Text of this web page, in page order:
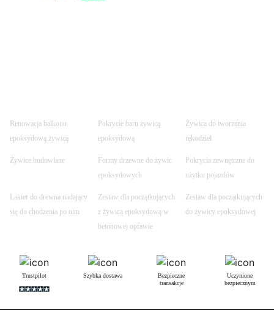
Renowacja balkonu
epoksydową żywicą
Pokrycie baru żywicą
epoksydową
Żywica do tworzenia
rękodzieł
Żywice budowlane
Formy drzewne do żywic
epoksydowych
Pokrycia zewnętrzne do
użytku pojazdów
Lakier do drewna nadający
się do chodzenia po nim
Zestaw dla początkujących
z żywicą epoksydową w
betonowej oprawie
Zestaw dla początkujących
do żywicy epoksydowej
Trustpilot Szybka dostawa
Bezpieczne
transakcje
Uczynione
bezpiecznym